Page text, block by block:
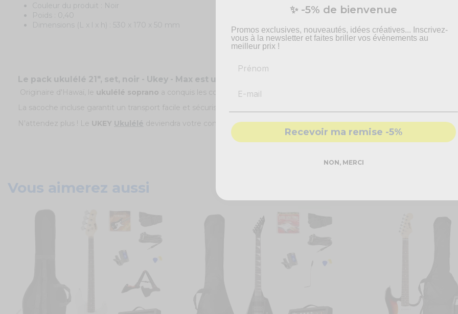
Le pack ukulélé 21", set, noir - Ukey - Max est un choix prisé parmi les joueurs !
Originaire d'Hawaï, le ukulélé soprano a conquis les cœurs grâce à sa sonorité unique, sa taille pratique et sa facilité
La sacoche incluse garantit un transport facile et sécurisé pour tous vos
N'attendez plus ! Le UKEY Ukulélé deviendra votre compagnon musical préféré pour vous amuser et apprendre la
Couleur du produit : Noir
Poids
: 0,40
Dimensions (L x l x h) : 530 x 170 x 50 mm
Vous aimerez aussi
✨ -5% de bienvenue
Promos exclusives, nouveautés, idées créatives... Inscrivez-
vous à la newsletter et faites briller vos évènements au
meilleur prix !
Recevoir ma remise -5%
NON, MERCI